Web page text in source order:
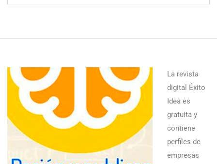
La revista
digital Éxito
Idea es
gratuita y
contiene
perfiles de
empresas